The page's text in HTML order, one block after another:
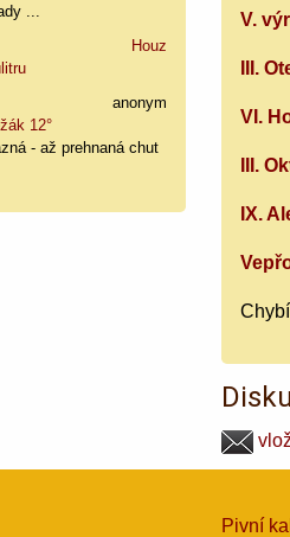
V.
III.
VI.
III.
IX.
...
Houz
anonym
12°
- až prehnaná chut
Pivní